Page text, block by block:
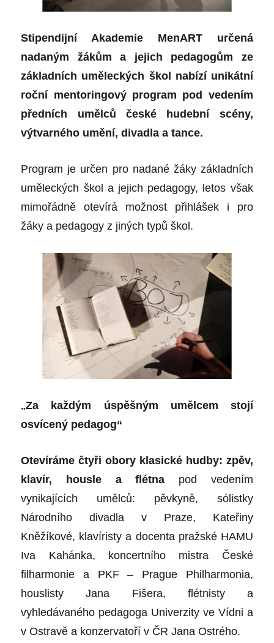
Stipendijní Akademie MenART určená
nadaným žákům a jejich pedagogům ze
základních uměleckých škol nabízí unikátní
roční mentoringový program pod vedením
předních umělců české hudební scény,
výtvarného umění, divadla a tance.
Program je určen pro nadané žáky základních
uměleckých škol a jejich pedagogy, letos však
mimořádně otevírá možnost přihlášek i pro
žáky a pedagogy z jiných typů škol.
„Za každým úspěšným umělcem stojí
osvícený pedagog“
Otevíráme čtyři obory klasické hudby: zpěv,
klavír, housle a flétna pod vedením
vynikajících umělců: pěvkyně, sólistky
Národního divadla v Praze, Kateřiny
Kněžíkové, klavíristy a docenta pražské HAMU
Iva Kahánka, koncertního mistra České
filharmonie a PKF – Prague Philharmonia,
houslisty Jana Fišera, flétnisty a
vyhledávaného pedagoga Univerzity ve Vídni a
v Ostravě a konzervatoří v ČR Jana Ostrého.